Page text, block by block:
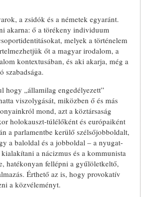
a zsidók és a németek egyaránt.
akarna: ő a törékeny individuum
melyek a történelem
őt a magyar irodalom, a
kontextusában, és aki akarja, még a
szabadsága.
hogy „államilag engedélyezett”
viszolygását, miközben ő és más
mond, azt a köztársaság
holokauszt-túlélőként és európaiként
a parlamentbe kerülő szélsőjobboldalt,
a baloldal és a jobboldal – a nyugat-
a nácizmus és a kommunista
hatékonyan fellépni a gyűlöletkeltő,
Érthető az is, hogy provokatív
a közvéleményt.